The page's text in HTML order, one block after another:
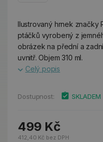
Ilustrovaný hrnek značky
ptáčků vyrobený z
obrázek na přední a
uvnitř. Objem 310 ml.
Celý popis
Dostupnost: SKLADEM
499 Kč
412,40 Kč bez DPH